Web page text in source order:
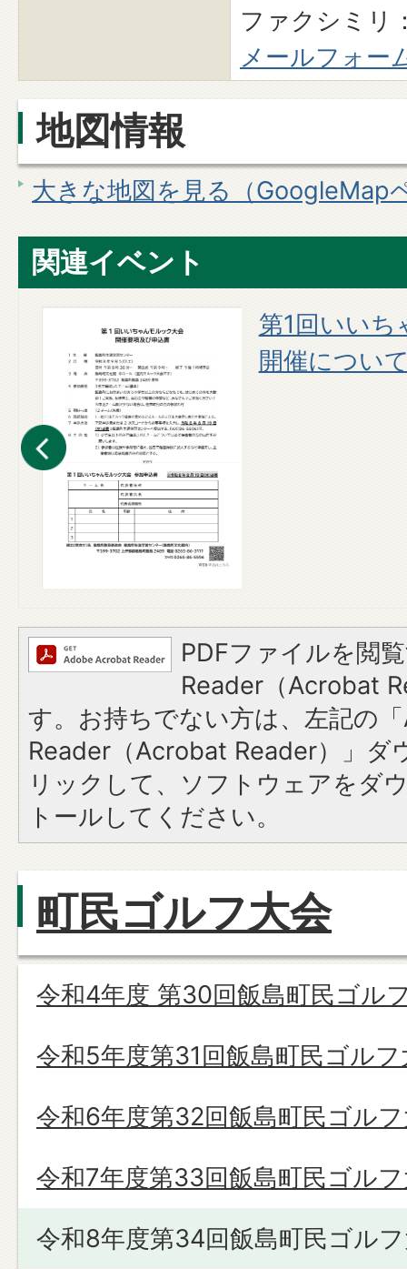
ファクシミ
メールフォー
地図情報
大きな地図を見る（GoogleMap
関連イベント
第1回いいち
開催につい
PDFファイルを閲
Reader（Acrobat
す。お持ちでない方は、左記の
Reader（Acrobat Reader）」ダ
リックして、ソフトウェアをダ
トールしてください。
町民ゴルフ大会
令和4年度 第30回飯島町民ゴル
令和5年度第31回飯島町民ゴルフ
令和6年度第32回飯島町民ゴル
令和7年度第33回飯島町民ゴル
令和8年度第34回飯島町民ゴル